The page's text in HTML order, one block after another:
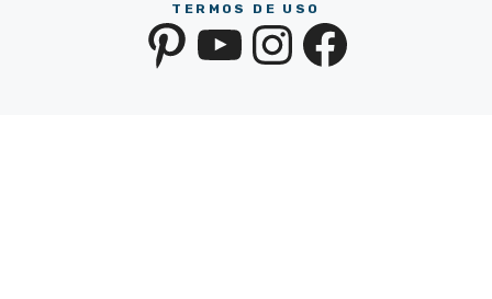
TERMOS DE USO
Pinterest
YouTube